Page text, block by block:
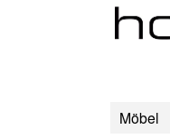
Möbel